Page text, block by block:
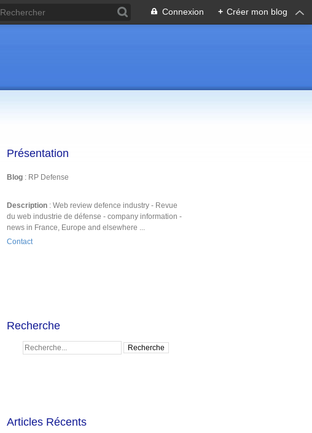
Connexion + Créer mon blog
Présentation
Blog : RP Defense
Description : Web review defence industry - Revue
du web industrie de défense - company information -
news in France, Europe and elsewhere ...
Contact
Recherche
Articles Récents